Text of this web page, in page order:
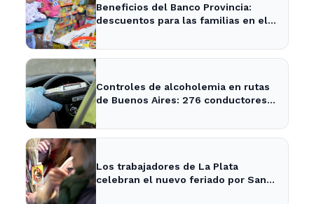
Beneficios del Banco Provincia:
descuentos para las familias en el
Controles de alcoholemia en rutas
de Buenos Aires: 276 conductores
Los trabajadores de La Plata
celebran el nuevo feriado por San